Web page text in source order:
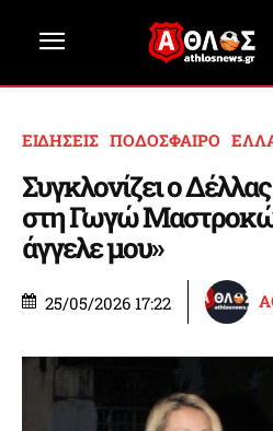
ΕΙΔΗΣΕΙΣ ΠΟΔΟΣΦΑΙΡΟ
Συγκλονίζει ο
στη Γωγώ
άγγελε μου»
25/05/2026 17:22